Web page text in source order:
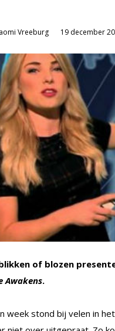
Vreeburg 19 december
of blozen
Awakens.
week stond bij velen in